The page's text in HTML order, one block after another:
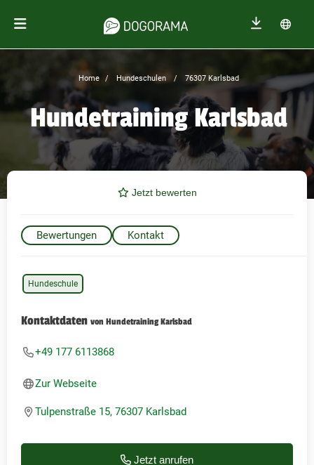
Home Hundeschulen 76307 Karlsbad
Hundetraining Karlsbad
Jetzt bewerten
Bewertungen Kontakt
Hundeschule
Kontaktdaten von Hundetraining Karlsbad
+49 177 6113868
Zur Webseite
Tulpenstraße 15, 76307 Karlsbad
Jetzt anrufen